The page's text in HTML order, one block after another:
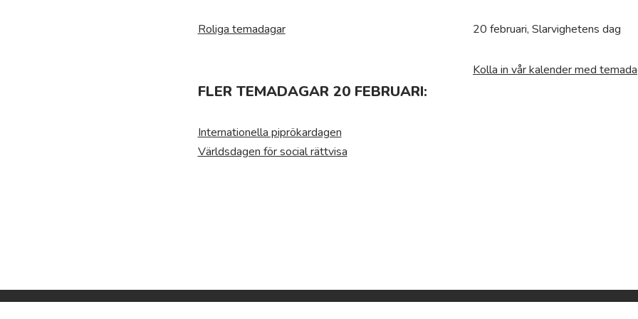
Roliga temadagar 20 februari, Slarvighetens dag
FLER TEMADAGAR 20 FEBRUARI:
Internationella piprökardagen
Världsdagen för social rättvisa
Kolla in vår kalender med